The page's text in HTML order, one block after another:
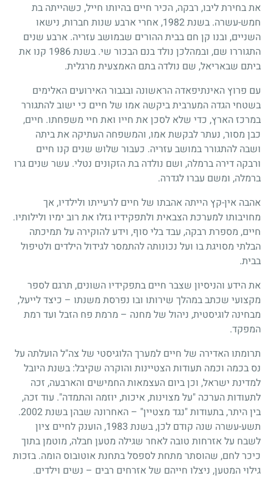
את בחירת ליבו, רבקה, הכיר חיים בהיותו חייל, כשהייתה בת
חמש-עשרה. בשנת 1982, אחרי ארבע שנות חברות, נישאו
השניים, ובנו קן חם בבית ההורים שבמושב עזריה. ארבע שנים
התגוררו שם, ובמהלכן נולד בנם הבכור שי. בשנת 1986 קנו את
ביתם שבאריאל, שם נולדה בתם האמצעית מרגלית.
עם פרוץ האינתיפאדה הראשונה ובגבור האירועים האלימים
בשטחי הגדה המערבית ביקשה אמו של חיים כי ישוב להתגורר
במרכז הארץ, כדי שלא לסכן את חייו ואת חיי משפחתו. חיים,
כבן מסור, נעתר לבקשת אמו, והמשפחה העתיקה את ביתה
ושבה להתגורר במושב עזריה. כעבור שלוש שנים קנו חיים
ורבקה דירה ברמלה, ושם נולדה בת הזקונים נטלי. עשר שנים גרו
ברמלה, ומשם עברו לגדרה.
אהבה אין-קץ הייתה אהבתו של חיים לרעייתו ולילדיו, אך
מחויבותו למערכת הצבאית ולתפקידיו גזלו את רוב ימיו ולילותיו.
חיים, מספרת רבקה, עבד בלי סוף, וידע להוקירה על תמיכתה
הבלתי מסויגת בו ועל נכונותה להתמסר לגידול הילדים ולטיפול
בבית.
את הידע והניסיון שצבר חיים בתפקידיו השונים, תרגם לספר
מקצועי שכתב במהלך שירותו ובו נפרסת משנתו – כיצד לייעל,
מבחינה לוגיסטית, ניהול של מחנה – מרמת פח הזבל ועד רמת
המפקד.
תרומתו האדירה של חיים למערך הלוגיסטי של צה"ל הועלתה על
נס בכמה וכמה תעודות הצטיינות והוקרה שקיבל: בשנת היובל
למדינת ישראל, וכן ביום העצמאות החמישים והארבעה, זכה
לתעודות הערכה "על מצוינות, איכות, יוזמה והתמדה". עוד זכה,
בין היתר, בתעודות "נגד מצטיין" – האחרונה שבהן בשנת 2002.
תשע-עשרה שנה קודם לכן, בשנת 1983, הוענק לחיים ציון
לשבח על אזרחות טובה לאחר שגילה מטען חבלה, מוטמן בתוך
כיכר לחם, שהוסתר מתחת לספסל בתחנת אוטובוס הומה. בזכות
גילוי המטען, ניצלו חייהם של אזרחים רבים – נשים וילדים.